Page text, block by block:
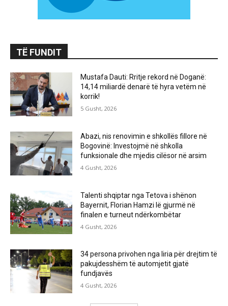
TË FUNDIT
Mustafa Dauti: Rritje rekord në Doganë:
14,14 miliardë denarë të hyra vetëm në
korrik!
5 Gusht, 2026
Abazi, nis renovimin e shkollës fillore në
Bogovinë: Investojmë në shkolla
funksionale dhe mjedis cilësor në arsim
4 Gusht, 2026
Talenti shqiptar nga Tetova i shënon
Bayernit, Florian Hamzi lë gjurmë në
finalen e turneut ndërkombëtar
4 Gusht, 2026
34 persona privohen nga liria për drejtim të
pakujdesshëm të automjetit gjatë
fundjavës
4 Gusht, 2026